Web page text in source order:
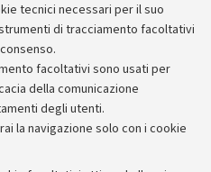
tecnici necessari per il suo
di tracciamento facoltativi
facoltativi sono usati per
della comunicazione
degli utenti.
la navigazione solo con i cookie
e 5x1000